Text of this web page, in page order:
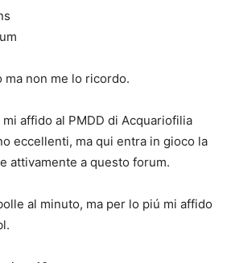
ma non me lo ricordo.
affido al PMDD di Acquariofilia
eccellenti, ma qui entra in gioco la
attivamente a questo forum.
al minuto, ma per lo piú mi affido